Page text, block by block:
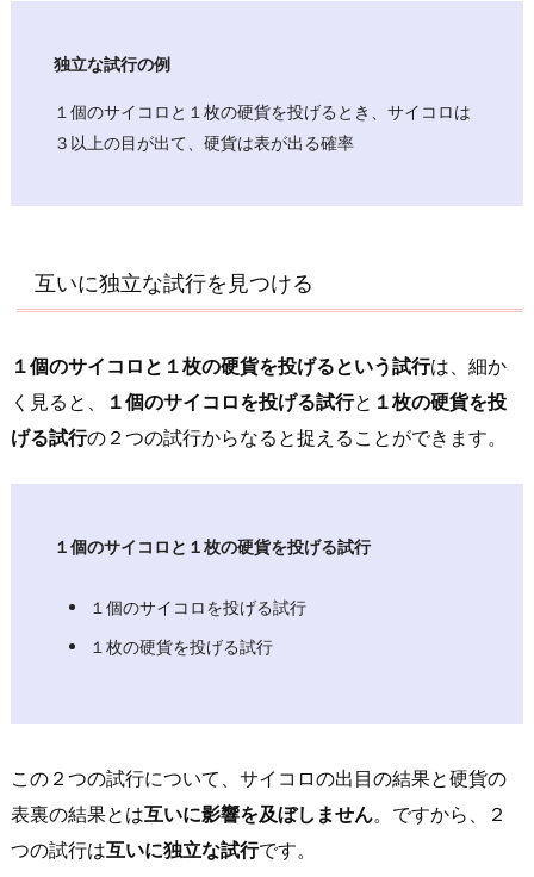
こ
は
で
独
な
試
を
扱
て
よ
う
3.
独立な試行の例
１個のサイコロと１枚の硬貨を投げるとき、サイコロは
３以上の目が出て、硬貨は表が出る確率
互いに独立な試行を見つける
１個のサイコロと１枚の硬貨を投げるという試行は、細か
く見ると、
１個のサイコロを投げる試行と １枚の硬貨を投
げる試行の２つの試行からなると捉えることができます。
１個のサイコロと１枚の硬貨を投げる試行
１個のサイコロを投げる試行
１枚の硬貨を投げる試行
この２つの試行について、 サイコロの出目の結果と硬貨の
表裏の結果とは互いに影響を及ぼしません。ですから、
２
つの試行は互いに独立な試行です。